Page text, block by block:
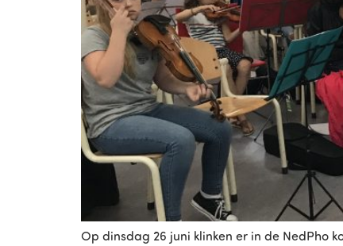
Op dinsdag 26 juni klinken er in de NedPho